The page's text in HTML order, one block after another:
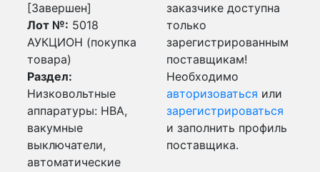
[Завершен]
Лот №: 5018
АУКЦИОН (покупка
товара)
Раздел:
Низковольтные
аппаратуры: НВА,
вакумные
выключатели,
автоматические
заказчике доступна
только
зарегистрированным
поставщикам!
Необходимо
авторизоваться или
зарегистрироваться
и заполнить профиль
поставщика.